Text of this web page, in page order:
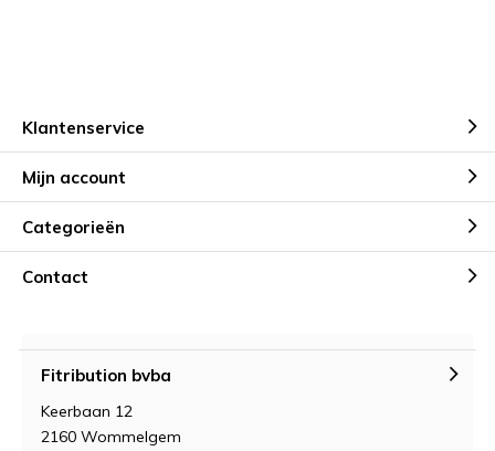
Klantenservice
Mijn account
Categorieën
Contact
Fitribution bvba
Keerbaan 12
2160 Wommelgem